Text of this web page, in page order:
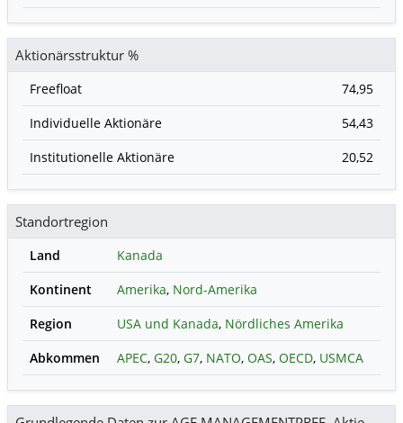
Aktionärsstruktur %
Freefloat
74,95
Individuelle Aktionäre
54,43
Institutionelle Aktionäre
20,52
Standortregion
Land
Kanada
Kontinent
Amerika, Nord-Amerika
Region
USA und Kanada, Nördliches Amerika
Abkommen
APEC, G20, G7, NATO, OAS, OECD, USMCA